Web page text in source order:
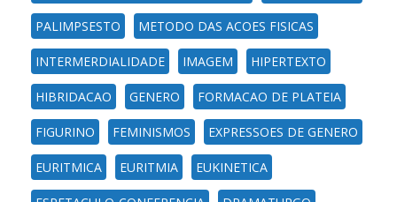
PALIMPSESTO METODO DAS ACOES FISICAS
INTERMERDIALIDADE IMAGEM HIPERTEXTO
HIBRIDACAO GENERO FORMACAO DE PLATEIA
FIGURINO FEMINISMOS EXPRESSOES DE GENERO
EURITMICA EURITMIA EUKINETICA